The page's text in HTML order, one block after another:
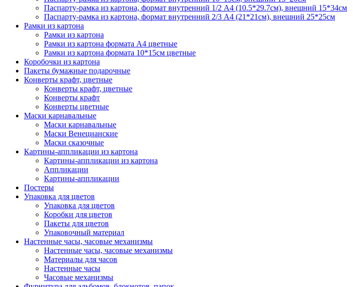
Паспарту-рамка из картона, формат внутренний 1/2 А4 (10.5*29.7см), внешний 15*34см
Паспарту-рамка из картона, формат внутренний 2/3 А4 (21*21см), внешний 25*25см
Рамки из картона
Рамки из картона
Рамки из картона формата А4 цветные
Рамки из картона формата 10*15см цветные
Коробочки из картона
Пакеты бумажные подарочные
Конверты крафт, цветные
Конверты крафт, цветные
Конверты крафт
Конверты цветные
Маски карнавальные
Маски карнавальные
Маски Венецианские
Маски сказочные
Картины-аппликации из картона
Картины-аппликации из картона
Аппликации
Картины-аппликации
Постеры
Упаковка для цветов
Упаковка для цветов
Коробки для цветов
Пакеты для цветов
Упаковочный материал
Настенные часы, часовые механизмы
Настенные часы, часовые механизмы
Материалы для часов
Настенные часы
Часовые механизмы